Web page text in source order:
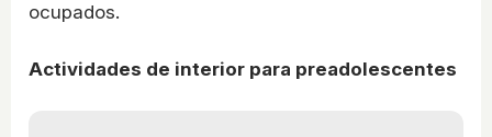
ocupados.
Actividades de interior para preadolescentes